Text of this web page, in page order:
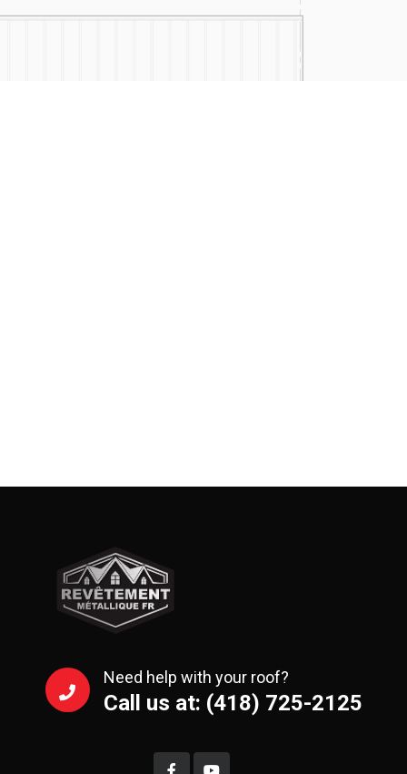
Need help with your roof?
Call us at: (418) 725-2125